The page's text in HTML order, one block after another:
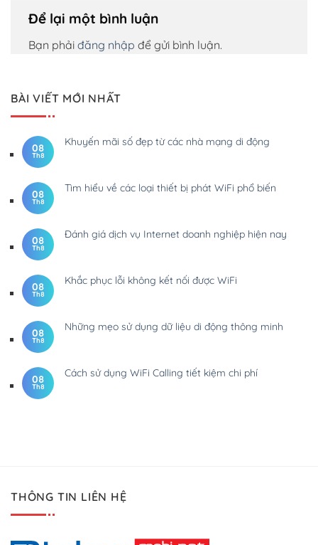
Để lại một bình luận
Bạn phải đăng nhập để gửi bình luận.
BÀI VIẾT MỚI NHẤT
08
Th8
Khuyến mãi số đẹp từ các nhà mạng di động
08
Th8
Tìm hiểu về các loại thiết bị phát WiFi phổ biến
08
Th8
Đánh giá dịch vụ Internet doanh nghiệp hiện nay
08
Th8
Khắc phục lỗi không kết nối được WiFi
08
Th8
Những mẹo sử dụng dữ liệu di động thông minh
08
Th8
Cách sử dụng WiFi Calling tiết kiệm chi phí
THÔNG TIN LIÊN HỆ